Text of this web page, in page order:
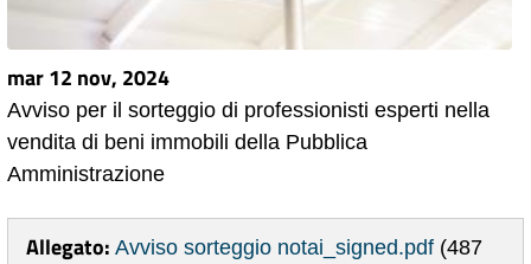
mar 12 nov, 2024
Avviso per il sorteggio di professionisti esperti nella
vendita di beni immobili della Pubblica
Amministrazione
Allegato: Avviso sorteggio notai_signed.pdf (487